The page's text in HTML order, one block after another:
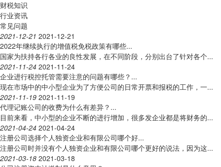
财税知识
行业资讯
常见问题
2021-12-21 2021-12-21
2022年继续执行的增值税免税政策有哪些...
国家为扶持各行各业的良性发展，在不同阶段，分别出台了针对各个...
2021-11-24 2021-11-24
企业进行税控托管需要注意的问题有哪些？...
现在市场中的中小型企业为了方便公司的日常开票和报税的工作，一...
2021-11-19 2021-11-19
代理记账公司的收费为什么有差异？...
目前来看，中小型的企业不断的进行增加，很多发企业都是将财务的...
2021-04-24 2021-04-24
注册公司选择个人独资企业和有限公司哪个好...
注册公司时并没有个人独资企业和有限公司哪个更好的说法，因为这...
2021-03-18 2021-03-18